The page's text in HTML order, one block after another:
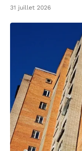
31 juillet 2026